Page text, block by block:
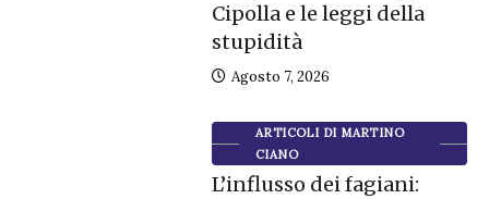
Cipolla e le leggi della
stupidità
Agosto 7, 2026
ARTICOLI DI MARTINO
CIANO
L’influsso dei fagiani: